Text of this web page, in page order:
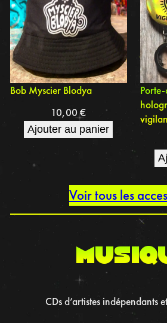
Bob Myscier Blodya
10,00€
Ajouter au panier
Voir tous les
CDs d’artistes indépendants